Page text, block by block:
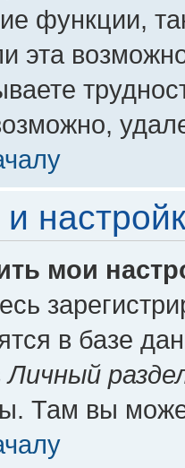
функции,
эта
мои
в базе
Личный
Там вы